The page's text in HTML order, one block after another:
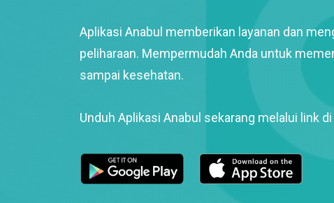
Aplikasi Anabul memberikan layanan dan
peliharaan. Mempermudah Anda untuk
sampai kesehatan.
Unduh Aplikasi Anabul sekarang melalui link